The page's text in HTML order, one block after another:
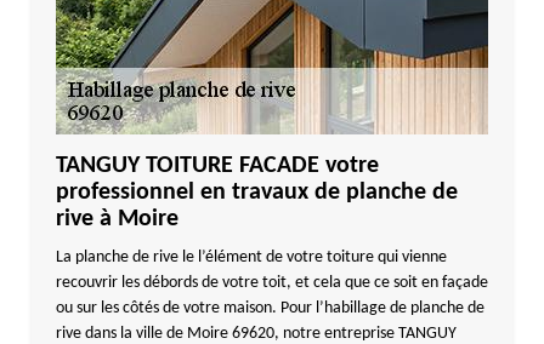
TANGUY TOITURE FACADE votre
professionnel en travaux de planche de
rive à Moire
La planche de rive le l’élément de votre toiture qui vienne
recouvrir les débords de votre toit, et cela que ce soit en façade
ou sur les côtés de votre maison. Pour l’habillage de planche de
rive dans la ville de Moire 69620, notre entreprise TANGUY